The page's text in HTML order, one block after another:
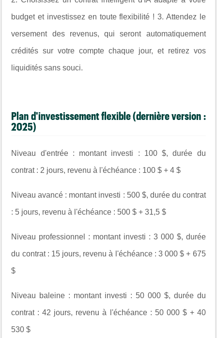
budget et investissez en toute flexibilité ! 3. Attendez le
versement des revenus, qui seront automatiquement
crédités sur votre compte chaque jour, et retirez vos
liquidités sans souci.
Plan d'investissement flexible (dernière version :
2025)
Niveau d'entrée : montant investi : 100 $, durée du
contrat : 2 jours, revenu à l'échéance : 100 $ + 4 $
Niveau avancé : montant investi : 500 $, durée du contrat
: 5 jours, revenu à l'échéance : 500 $ + 31,5 $
Niveau professionnel : montant investi : 3 000 $, durée
du contrat : 15 jours, revenu à l'échéance : 3 000 $ + 675
$
Niveau baleine : montant investi : 50 000 $, durée du
contrat : 42 jours, revenu à l'échéance : 50 000 $ + 40
530 $